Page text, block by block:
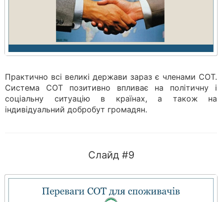
Практично всі великі держави зараз є членами СОТ.
Система СОТ позитивно впливає на політичну і
соціальну ситуацію в країнах, а також на
індивідуальний добробут громадян.
Слайд #9